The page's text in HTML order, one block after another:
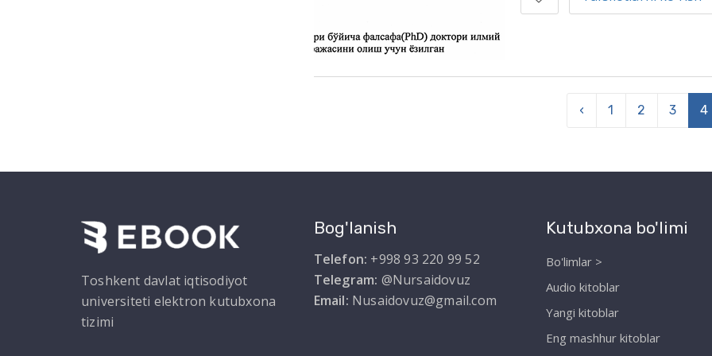
‹ 1 2 3 4
Toshkent davlat iqtisodiyot
universiteti elektron kutubxona
tizimi
Bog'lanish
Telefon: +998 93 220 99 52
Telegram: @Nursaidovuz
Email: Nusaidovuz@gmail.com
Kutubxona bo'limi
Bo'limlar >
Audio kitoblar
Yangi kitoblar
Eng mashhur kitoblar